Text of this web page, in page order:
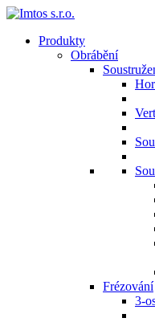
Produkty
Obrábění
Frézování
3-